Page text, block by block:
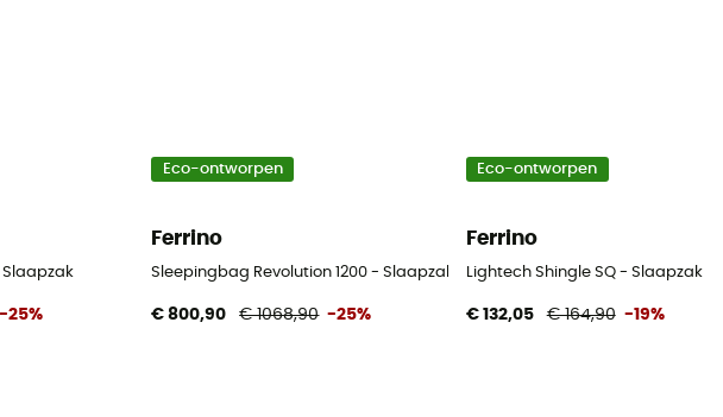
Slaapzak
-25%
Eco-ontworpen
Ferrino
Sleepingbag Revolution 1200 - Slaapzak
€ 800,90 € 1068,90 -25%
Eco-ontworpen
Ferrino
Lightech Shingle SQ - Slaapzak
€ 132,05 € 164,90 -19%